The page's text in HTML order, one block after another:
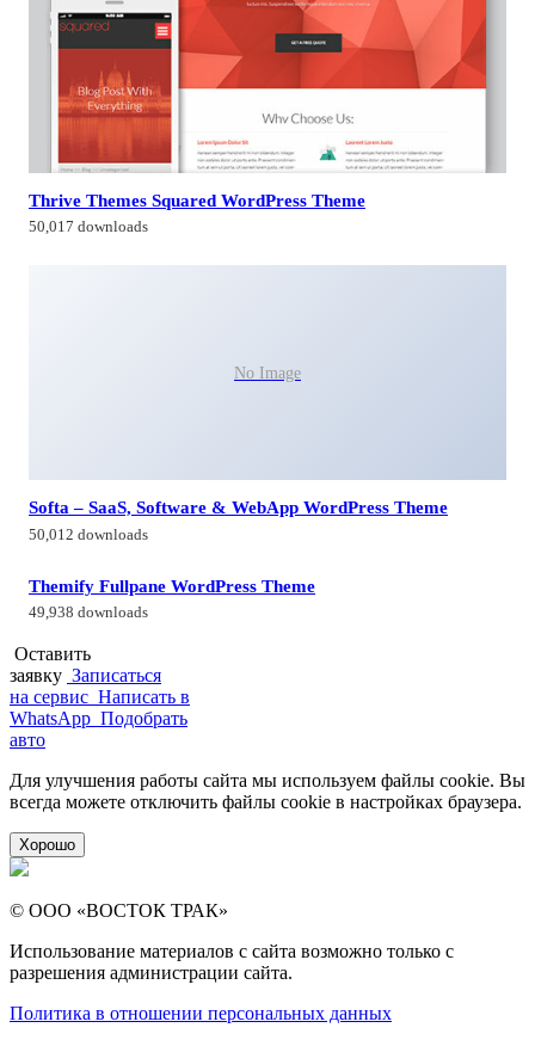
Thrive Themes Squared WordPress Theme
50,017 downloads
No Image
Softa – SaaS, Software & WebApp WordPress Theme
50,012 downloads
Themify Fullpane WordPress Theme
49,938 downloads
Оставить
заявку Записаться
на сервис Написать в
WhatsApp Подобрать
авто
Для улучшения работы сайта мы используем файлы cookie. Вы
всегда можете отключить файлы cookie в настройках браузера.
Хорошо
© ООО «ВОСТОК ТРАК»
Использование материалов с сайта возможно только с
разрешения администрации сайта.
Политика в отношении персональных данных